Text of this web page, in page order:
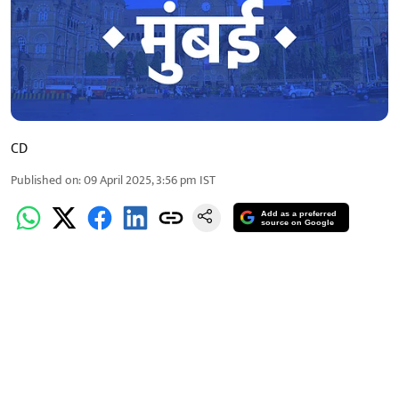
CD
Published on:09 April 2025, 3:56 pm IST
Add as a preferred
source on Google